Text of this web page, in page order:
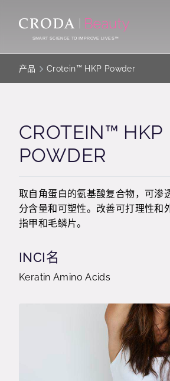
CONTENTSMART SCIENCE TO IMPROVE LIVES™
产品 Crotein™ HKP Powder
CROTEIN™ HKP
POWDER
取自角蛋白的氨基酸复合物，可渗
分含量和可塑性。改善可打理性和
指甲和毛鳞片。
INCI名
Keratin Amino Acids